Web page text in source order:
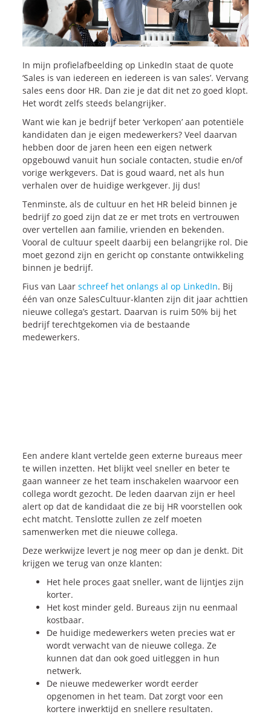
(Sales)Cultuurtransformaties
DiagnosewinnendeTenders
EenwinnendeTender
LeiderschapbijTransformatie
ProgrammaManagement
RolleninSales
Sales DevelopmentProgramma
SalesCultuur
Assessment
Persoonlijkheidsprofielen
Inspiratie
Blogs
Vlogs
Cases
Neem Contact op
In mijn profielafbeelding op LinkedIn staat de quote
‘Sales is van iedereen en iedereen is van sales’. Vervang
sales eens door HR. Dan zie je dat dit net zo goed klopt.
Het wordt zelfs steeds belangrijker.
Want wie kan je bedrijf beter ‘verkopen’ aan potentiële
kandidaten dan je eigen medewerkers? Veel daarvan
hebben door de jaren heen een eigen netwerk
opgebouwd vanuit hun sociale contacten, studie en/of
vorige werkgevers. Dat is goud waard, net als hun
verhalen over de huidige werkgever. Jij dus!
Tenminste, als de cultuur en het HR beleid binnen je
bedrijf zo goed zijn dat ze er met trots en vertrouwen
over vertellen aan familie, vrienden en bekenden.
Vooral de cultuur speelt daarbij een belangrijke rol. Die
moet gezond zijn en gericht op constante ontwikkeling
binnen je bedrijf.
Fius van Laar schreef het onlangs al op LinkedIn. Bij
één van onze SalesCultuur-klanten zijn dit jaar achttien
nieuwe collega’s gestart. Daarvan is ruim 50% bij het
bedrijf terechtgekomen via de bestaande
medewerkers.
Een andere klant vertelde geen externe bureaus meer
te willen inzetten. Het blijkt veel sneller en beter te
gaan wanneer ze het team inschakelen waarvoor een
collega wordt gezocht. De leden daarvan zijn er heel
alert op dat de kandidaat die ze bij HR voorstellen ook
echt matcht. Tenslotte zullen ze zelf moeten
samenwerken met die nieuwe collega.
Deze werkwijze levert je nog meer op dan je denkt. Dit
krijgen we terug van onze klanten:
Het hele proces gaat sneller, want de lijntjes zijn
korter.
Het kost minder geld. Bureaus zijn nu eenmaal
kostbaar.
De huidige medewerkers weten precies wat er
wordt verwacht van de nieuwe collega. Ze
kunnen dat dan ook goed uitleggen in hun
netwerk.
De nieuwe medewerker wordt eerder
opgenomen in het team. Dat zorgt voor een
kortere inwerktijd en snellere resultaten.